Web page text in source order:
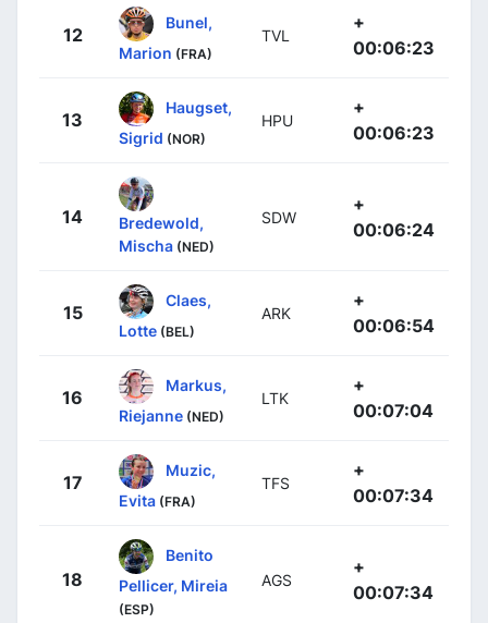
12
Bunel,
Marion (FRA)
TVL
+
00:06:23
13
Haugset,
Sigrid (NOR)
HPU
+
00:06:23
14
Bredewold,
Mischa (NED)
SDW
+
00:06:24
15
Claes,
Lotte (BEL)
ARK
+
00:06:54
16
Markus,
Riejanne (NED)
LTK
+
00:07:04
17
Muzic,
Evita (FRA)
TFS
+
00:07:34
18
Benito
Pellicer, Mireia
(ESP)
AGS
+
00:07:34